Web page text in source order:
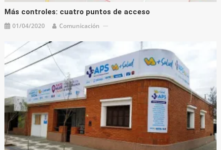
Más controles: cuatro puntos de acceso
01/04/2020 Comunicación